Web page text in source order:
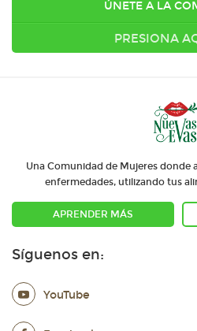
ÚNETE A LA
PRESIONA
Una Comunidad de Mujeres donde
enfermedades, utilizando tus
APRENDER MÁS
Síguenos en:
YouTube